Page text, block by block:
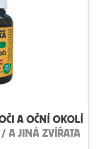
A OČNÍ OKOLÍ
A JINÁ ZVÍŘATA